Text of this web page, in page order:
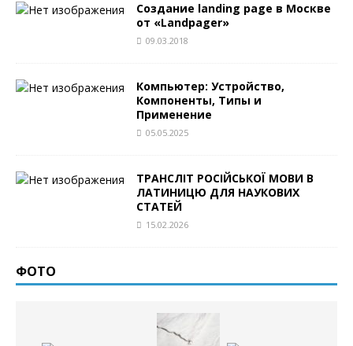
Создание landing page в Москве
от «Landpager»
09.03.2018
Компьютер: Устройство,
Компоненты, Типы и
Применение
05.05.2025
ТРАНСЛІТ РОСІЙСЬКОЇ МОВИ В
ЛАТИНИЦЮ ДЛЯ НАУКОВИХ
СТАТЕЙ
15.02.2026
ФОТО